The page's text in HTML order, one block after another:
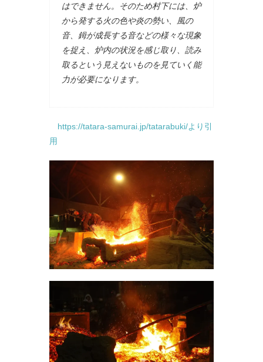
はできません。そのため村下には、炉
から発する火の色や炎の勢い、風の
音、鉧が成長する音などの様々な現象
を捉え、炉内の状況を感じ取り、読み
取るという見えないものを見ていく能
力が必要になります。
https://tatara-samurai.jp/tatarabuki/より引
用